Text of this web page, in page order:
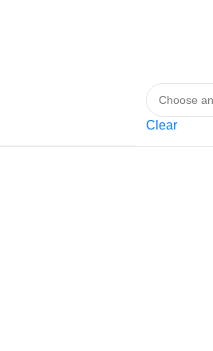
Clear